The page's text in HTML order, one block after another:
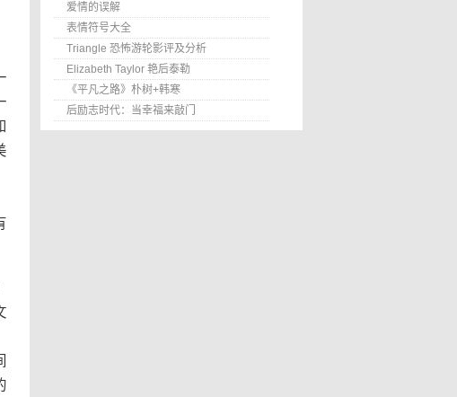
爱情的误解
表情符号大全
Triangle 恐怖游轮影评及分析
Elizabeth Taylor 艳后泰勒
《平凡之路》朴树+韩寒
后励志时代：当幸福来敲门